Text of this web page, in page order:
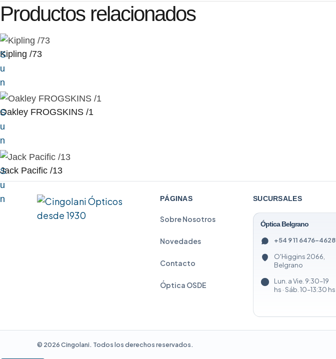
Productos relacionados
S
u
n
Kipling /73
S
u
n
Oakley FROGSKINS /1
S
u
n
Jack Pacific /13
PÁGINAS
Sobre Nosotros
Novedades
Contacto
Óptica OSDE
SUCURSALES
Óptica Belgrano
+54 9 11 6476-4628
O'Higgins 2066,
Belgrano
Lun. a Vie. 9:30–19
hs · Sáb. 10–13:30 hs
© 2026Cingolani. Todos los derechos reservados.